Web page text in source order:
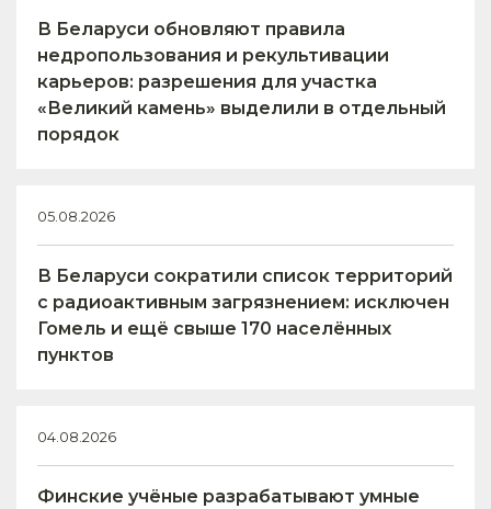
В Беларуси обновляют правила
недропользования и рекультивации
карьеров: разрешения для участка
«Великий камень» выделили в отдельный
порядок
05.08.2026
В Беларуси сократили список территорий
с радиоактивным загрязнением: исключен
Гомель и ещё свыше 170 населённых
пунктов
04.08.2026
Финские учёные разрабатывают умные